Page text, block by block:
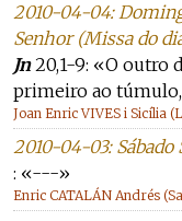
2010-04-04:
Senhor (Missa do
Jn20,1-9: «O outro
primeiro ao
Joan Enric VIVES i Sicília
2010-04-03: Sábado
: «---»
Enric CATALÁN Andrés